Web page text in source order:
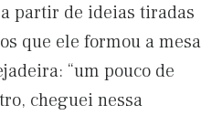
partir de ideias tiradas
que ele formou a mesa
“um pouco de
cheguei nessa